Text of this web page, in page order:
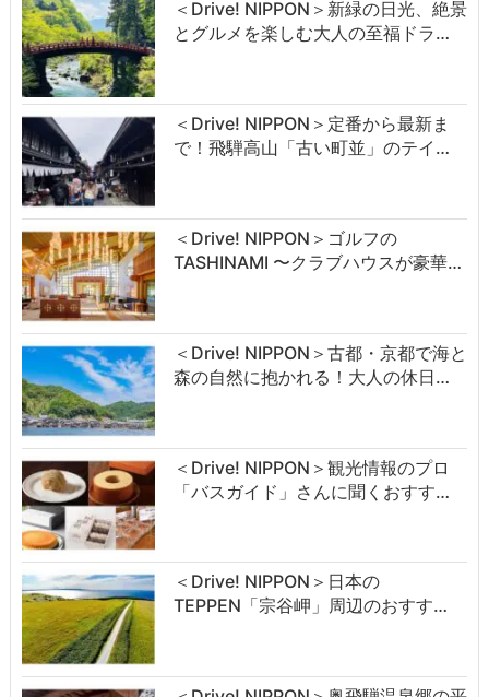
＜Drive! NIPPON＞新緑の日光、絶景
とグルメを楽しむ大人の至福ドラ…
＜Drive! NIPPON＞定番から最新ま
で！飛騨高山「古い町並」のテイ…
＜Drive! NIPPON＞ゴルフの
TASHINAMI 〜クラブハウスが豪華…
＜Drive! NIPPON＞古都・京都で海と
森の自然に抱かれる！大人の休日…
＜Drive! NIPPON＞観光情報のプロ
「バスガイド」さんに聞くおすす…
＜Drive! NIPPON＞日本の
TEPPEN「宗谷岬」周辺のおすす…